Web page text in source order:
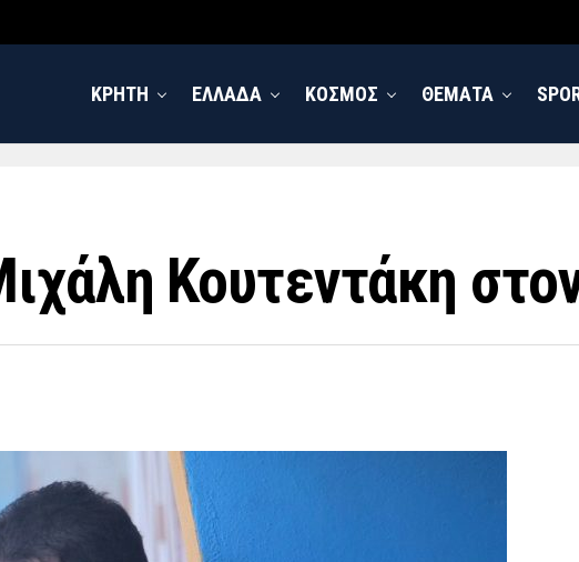
ΚΡΗΤΗ ΕΛΛΑΔΑ ΚΟΣΜΟΣ ΘΕΜΑΤΑ
Κουτεντάκη